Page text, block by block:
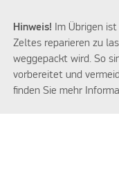
Hinweis! Im Übrigen
Zeltes reparieren zu
weggepackt wird. So
vorbereitet und
finden Sie mehr